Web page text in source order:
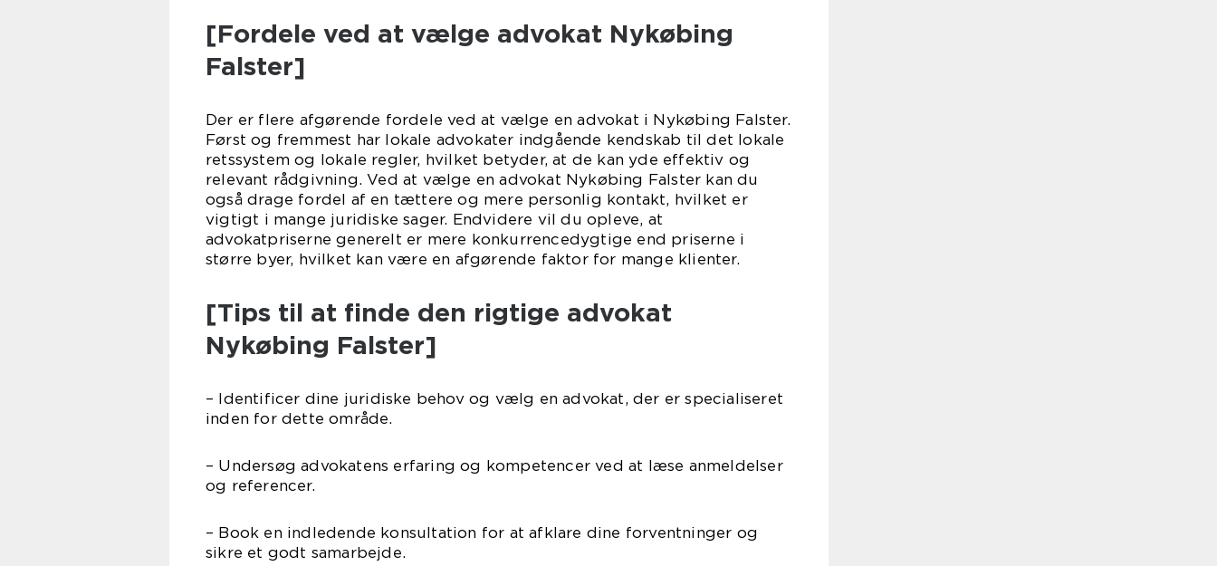
[Fordele ved at vælge advokat Nykøbing
Falster]
Der er flere afgørende fordele ved at vælge en advokat i Nykøbing Falster.
Først og fremmest har lokale advokater indgående kendskab til det lokale
retssystem og lokale regler, hvilket betyder, at de kan yde effektiv og
relevant rådgivning. Ved at vælge en advokat Nykøbing Falster kan du
også drage fordel af en tættere og mere personlig kontakt, hvilket er
vigtigt i mange juridiske sager. Endvidere vil du opleve, at
advokatpriserne generelt er mere konkurrencedygtige end priserne i
større byer, hvilket kan være en afgørende faktor for mange klienter.
[Tips til at finde den rigtige advokat
Nykøbing Falster]
– Identificer dine juridiske behov og vælg en advokat, der er specialiseret
inden for dette område.
– Undersøg advokatens erfaring og kompetencer ved at læse anmeldelser
og referencer.
– Book en indledende konsultation for at afklare dine forventninger og
sikre et godt samarbejde.